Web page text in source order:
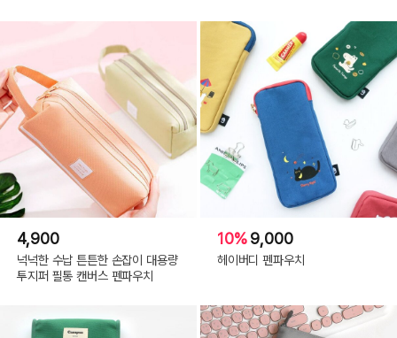
4,900
넉넉한 수납 튼튼한 손잡이 대용량
투지퍼 필통 캔버스 펜파우치
10%9,000
헤이버디 펜파우치